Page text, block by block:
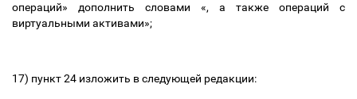
операций» дополнить словами «, а также операций с
виртуальными активами»;
17) пункт 24 изложить в следующей редакции: